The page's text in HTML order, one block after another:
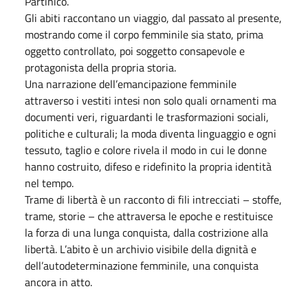
Gli abiti raccontano un viaggio, dal passato al presente,
mostrando come il corpo femminile sia stato, prima
oggetto controllato, poi soggetto consapevole e
protagonista della propria storia.
Una narrazione dell’emancipazione femminile
attraverso i vestiti intesi non solo quali ornamenti ma
documenti veri, riguardanti le trasformazioni sociali,
politiche e culturali; la moda diventa linguaggio e ogni
tessuto, taglio e colore rivela il modo in cui le donne
hanno costruito, difeso e ridefinito la propria identità
nel tempo.
Trame di libertà è un racconto di fili intrecciati – stoffe,
trame, storie – che attraversa le epoche e restituisce
la forza di una lunga conquista, dalla costrizione alla
libertà. L’abito è un archivio visibile della dignità e
dell’autodeterminazione femminile, una conquista
ancora in atto.